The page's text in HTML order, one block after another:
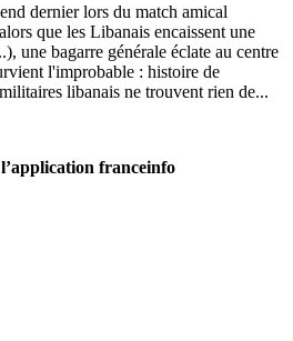
dernier lors du match amical
que les Libanais encaissent une
une bagarre générale éclate au centre
l'improbable : histoire de
libanais ne trouvent rien de...
franceinfo